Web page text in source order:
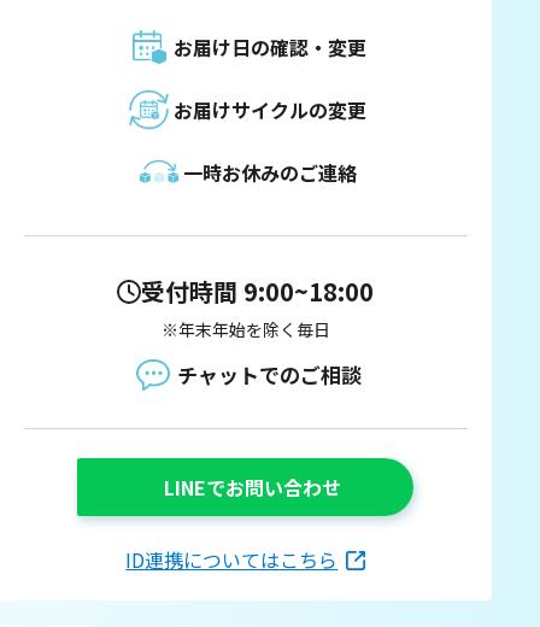
お届け日の確認・変更
お届けサイクルの変更
一時お休みのご連絡
受付時間 9:00~18:00
※年末年始を除く毎日
チャットでのご相談
LINEでお問い合わせ
ID連携についてはこちら